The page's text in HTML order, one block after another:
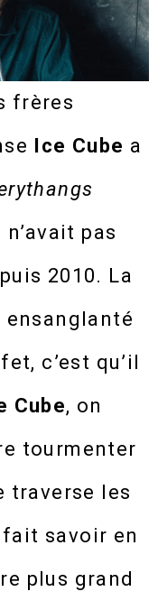
frères
Ice Cube a
pas
2010. La
c’est qu’il
Cube, on
tourmenter
traverse les
savoir en
plus grand